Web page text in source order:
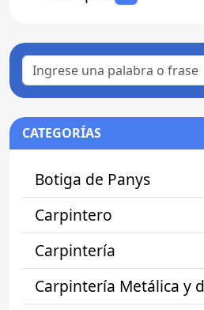
CATEGORÍAS
Botiga de Panys
Carpintero
Carpintería
Carpintería Metálica y